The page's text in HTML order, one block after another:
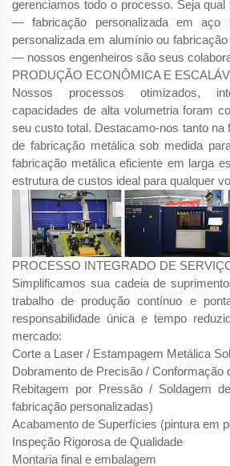
gerenciamos todo o processo. Seja
— fabricação personalizada em aço
personalizada em alumínio ou
— nossos engenheiros são seus
PRODUÇÃO ECONÔMICA E
Nossos processos otimizados,
capacidades de alta volumetria foram
seu custo total. Destacamo-nos tanto na
de fabricação metálica sob medida
fabricação metálica eficiente em larga
estrutura de custos ideal para qualquer
PROCESSO INTEGRADO DE
Simplificamos sua cadeia de
trabalho de produção contínuo e
responsabilidade única e tempo
mercado:
Corte a Laser / Estampagem Metálica
Dobramento de Precisão / Conformação
Rebitagem por Pressão / Soldagem
fabricação personalizadas)
Acabamento de Superfícies (pintura em
Inspeção Rigorosa de Qualidade
Montaria final e embalagem